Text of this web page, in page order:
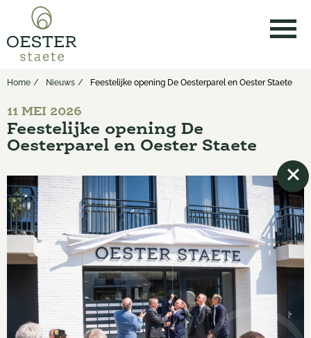
Home Nieuws Feestelijke opening De Oesterparel en Oester Staete
11 MEI 2026
Feestelijke opening De
Oesterparel en Oester Staete